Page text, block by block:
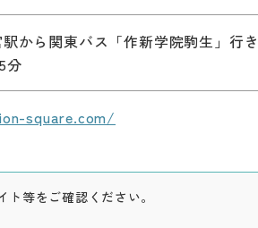
駅から関東バス「作新学院駒生」行
分
square.com/
等をご確認ください。